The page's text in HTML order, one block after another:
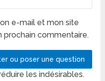
e-mail et mon site
prochain commentaire.
les indésirables.